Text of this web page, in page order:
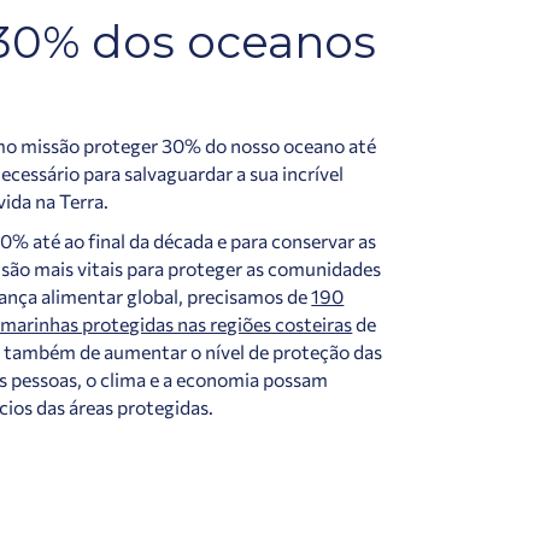
dos oceanos
missão proteger 30% do nosso oceano até
para salvaguardar a sua incrível
na Terra.
até ao final da década e para conservar as
mais vitais para proteger as comunidades
alimentar global, precisamos de190
protegidas nas regiões costeirasde
de aumentar o nível de proteção das
o clima e a economia possam
das áreas protegidas.